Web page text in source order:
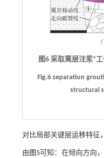
图6 采取离层注浆“
Fig.6 separation
structural
对比局部关键层运移特征
由 图5可知：在倾向方向